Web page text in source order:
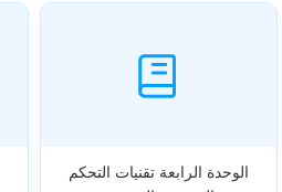
الوحدة الرابعة تقنيات التحكم